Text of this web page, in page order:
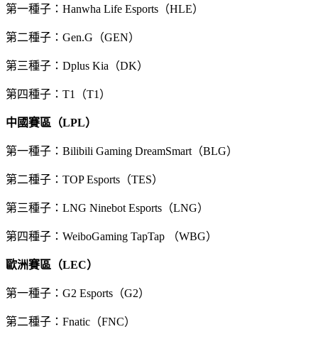
第一種子：Hanwha Life Esports（HLE）
第二種子：Gen.G（GEN）
第三種子：Dplus Kia（DK）
第四種子：T1（T1）
中國賽區（LPL）
第一種子：Bilibili Gaming DreamSmart（BLG）
第二種子：TOP Esports（TES）
第三種子：LNG Ninebot Esports（LNG）
第四種子：WeiboGaming TapTap （WBG）
歐洲賽區（LEC）
第一種子：G2 Esports（G2）
第二種子：Fnatic（FNC）